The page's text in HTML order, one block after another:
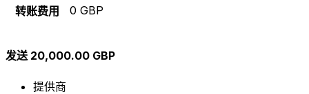
转账费用 0 GBP
发送 20,000.00 GBP
提供商